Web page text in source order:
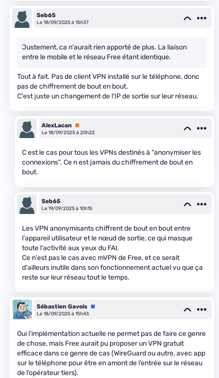
Seb65
Le 18/09/2025 à 15h37
Justement, ca n'aurait rien apporté de plus. La liaison
entre le mobile et le réseau Free étant identique.
Tout à fait. Pas de client VPN installé sur le téléphone, donc
pas de chiffrement de bout en bout.
C'est juste un changement de l'IP de sortie sur leur réseau.
AlexLacan
Premium
Le 18/09/2025 à 20h22
C est le cas pour tous les VPNs destinés à "anonymiser les
connexions". Ce n est jamais du chiffrement de bout en
bout.
Seb65
Le 19/09/2025 à 10h15
Les VPN anonymisants chiffrent de bout en bout entre
l'appareil utilisateur et le nœud de sortie, ce qui masque
toute l'activité aux yeux du FAI.
Ce n'est pas le cas avec mVPN de Free, et ce serait
d'ailleurs inutile dans son fonctionnement actuel vu que ça
reste sur leur réseau tout le temps.
Sébastien Gavois Équipe
Le 18/09/2025 à 15h43
Oui l’implémentation actuelle ne permet pas de faire ce genre
de chose, mais Free aurait pu proposer un VPN gratuit
efficace dans ce genre de cas (WireGuard ou autre, avec app
sur le téléphone pour être en amont de l’entrée sur le réseau
de l’opérateur tiers).